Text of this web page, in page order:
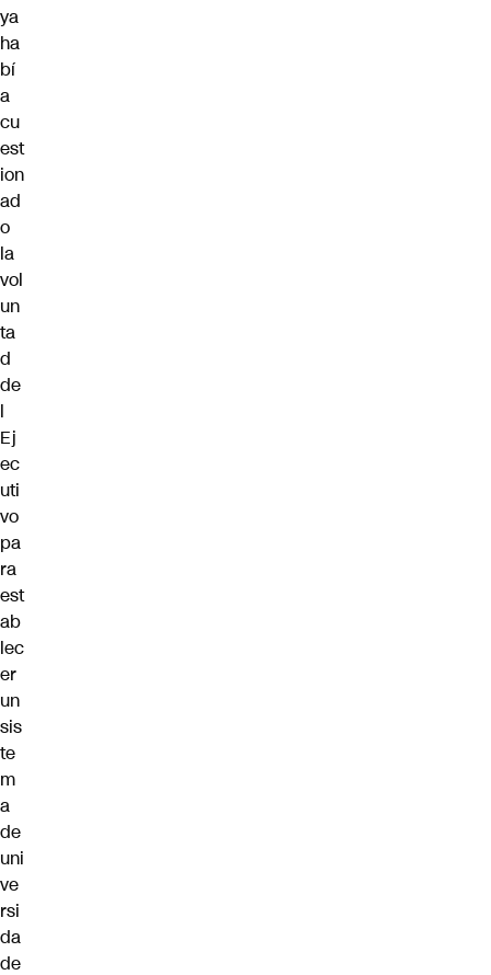
ya
ha
bí
a
cu
est
ion
ad
o
la
vol
un
ta
d
de
l
Ej
ec
uti
vo
pa
ra
est
ab
lec
er
un
sis
te
m
a
de
uni
ve
rsi
da
de